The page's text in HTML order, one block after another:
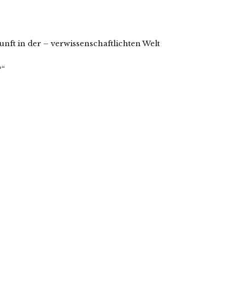
in der – verwissenschaftlichten Welt